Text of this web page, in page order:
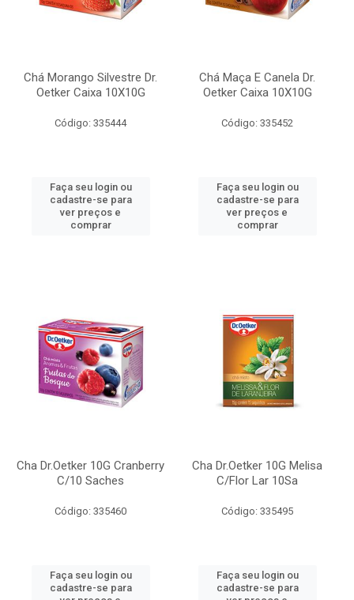
Chá Morango Silvestre Dr.
Oetker Caixa 10X10G
Código: 335444
Faça seu login ou
cadastre-se para
ver preços e
comprar
Chá Maça E Canela Dr.
Oetker Caixa 10X10G
Código: 335452
Faça seu login ou
cadastre-se para
ver preços e
comprar
Cha Dr.Oetker 10G Cranberry
C/10 Saches
Código: 335460
Faça seu login ou
cadastre-se para
Cha Dr.Oetker 10G Melisa
C/Flor Lar 10Sa
Código: 335495
Faça seu login ou
cadastre-se para